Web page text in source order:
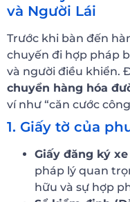
và Người Lái
Trước khi bàn đến
chuyến đi hợp pháp
và người điều khiển.
chuyển hàng hóa
ví như “căn cước
1. Giấy tờ của
Giấy đăng ký
pháp lý quan
hữu và sự hợp